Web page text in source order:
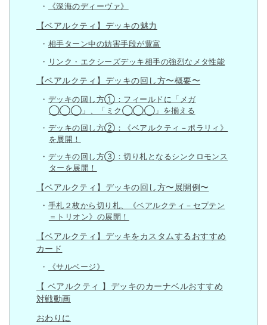
《深海のディーヴァ》
【ベアルクティ】デッキの魅力
相手ターン中の妨害手段が豊富
リンク・エクシーズデッキ相手の強烈なメタ性能
【ベアルクティ】デッキの回し方〜概要〜
デッキの回し方①：フィールドに「メガ
◯◯◯」、「ミク◯◯◯」を揃える
デッキの回し方②：《ベアルクティ－ポラリィ》
を展開！
デッキの回し方③：切り札となるシンクロモンス
ターを展開！
【ベアルクティ】デッキの回し方〜展開例〜
手札２枚から切り札、《ベアルクティ－セプテン
＝トリオン》の展開！
【ベアルクティ】デッキをカスタムするおすすめ
カード
《サルベージ》
【 ベアルクティ 】デッキのカーナベルおすすめ
対戦動画
おわりに